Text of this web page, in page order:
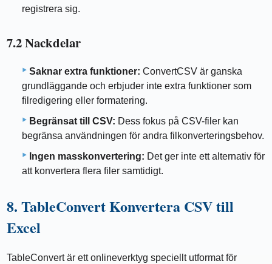
registrera sig.
7.2 Nackdelar
Saknar extra funktioner: ConvertCSV är ganska
grundläggande och erbjuder inte extra funktioner som
filredigering eller formatering.
Begränsat till CSV: Dess fokus på CSV-filer kan
begränsa användningen för andra filkonverteringsbehov.
Ingen masskonvertering: Det ger inte ett alternativ för
att konvertera flera filer samtidigt.
8. TableConvert Konvertera CSV till
Excel
TableConvert är ett onlineverktyg speciellt utformat för